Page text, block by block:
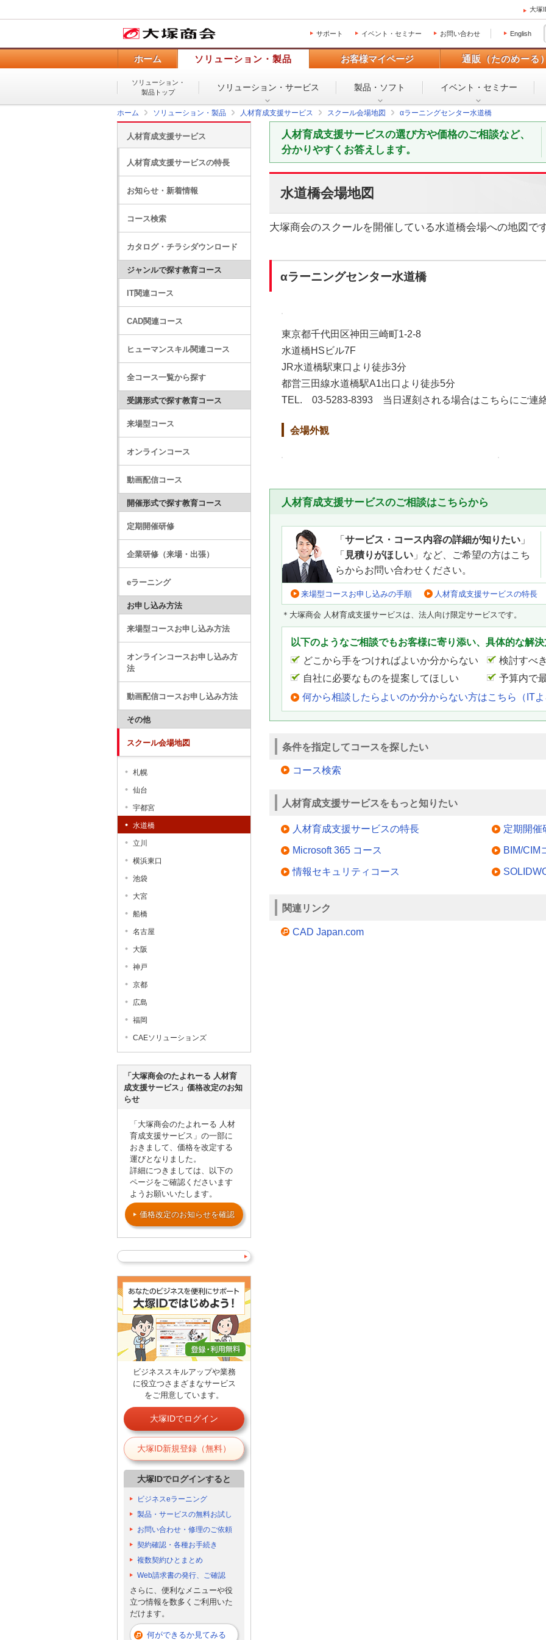
大塚
サポート イベント・セミナー お問い合わせ English
ホーム ソリューション・製品 お客様マイページ 通販（たのめーる）
ソリューション・
製品トップ
ソリューション・ サービス 製品・ソフト イベント・ セミナー
ホーム ソリューション・製品 人材育成支援サービス スクール会場地図 αラーニングセンター水道橋
人材育成支援サービスの選び方や価格のご相談など、
分かりやすくお答えします。
水道橋会場地図
大塚商会のスクールを開催している水道橋会場への地図です
αラーニングセンター水道橋
東京都千代田区神田三崎町1-2-8
水道橋HSビル7F
JR水道橋駅東口より徒歩3分
都営三田線水道橋駅A1出口より徒歩5分
TEL. 03-5283-8393 当日遅刻される場合はこちらにご連絡
会場外観
人材育成支援サービスのご相談はこちらから
「 サービス・コース内容の詳細が知りたい 」
「 見積りがほしい 」など、ご希望の方はこち
らからお問い合わせください。
来場型コースお申し込みの手順 人材育成支援サービスの特長
＊大塚商会 人材育成支援サービスは、法人向け限定サービスです。
以下のようなご相談でもお客様に寄り添い、具体的な解
どこから手をつければよいか分からない
検討すべ
自社に必要なものを提案してほしい
予算内で
何から相談したらよいのか分からない方はこちら（ITよ
条件を指定してコースを探したい
コース検索
人材育成支援サービスをもっと知りたい
人材育成支援サービスの特長 定期開催
Microsoft 365 コース BIM/CIM
情報セキュリティコース
関連リンク
CAD Japan.com
人材育成支援サービス
人材育成支援サービスの特長
お知らせ・新着情報
コース検索
カタログ・チラシダウンロード
ジャンルで探す教育コース
IT関連コース
CAD関連コース
ヒューマンスキル関連コース
全コース一覧から探す
受講形式で探す教育コース
来場型コース
オンラインコース
動画配信コース
開催形式で探す教育コース
定期開催研修
企業研修（来場・出張）
eラーニング
お申し込み方法
来場型コースお申し込み方法
オンラインコースお申し込み方
法
動画配信コースお申し込み方法
その他
スクール会場地図
札幌
仙台
宇都宮
水道橋
立川
横浜東口
池袋
大宮
船橋
名古屋
大阪
神戸
京都
広島
福岡
CAEソリューションズ
「大塚商会のたよれーる 人材育
成支援サービス」価格改定のお知
らせ
「大塚商会のたよれーる 人材
育成支援サービス」の一部に
おきまして、価格を改定する
運びとなりました。
詳細につきましては、以下の
ページをご確認くださいます
ようお願いいたします。
価格改定のお知らせを確認
ビジネススキルアップや業務
に役立つさまざまなサービス
をご用意しています。
大塚IDでログイン
大塚ID新規登録（無料）
大塚IDでログインすると
ビジネスeラーニング
製品・サービスの無料お試し
お問い合わせ・修理のご依頼
契約確認・各種お手続き
複数契約ひとまとめ
Web請求書の発行、ご確認
さらに、便利なメニューや役
立つ情報を数多くご利用いた
だけます。
何ができるか見てみる